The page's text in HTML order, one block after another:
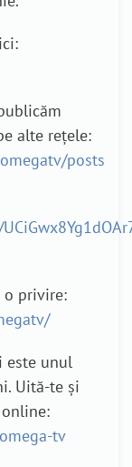
alte rețele:
posts
o privire:
este unul
Uită-te și
tv